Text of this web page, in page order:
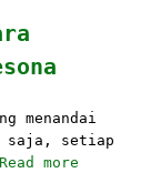
menandai
saja, setiap
Read more